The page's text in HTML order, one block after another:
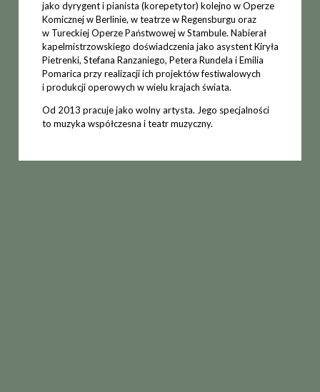
jako dyrygent i pianista (korepetytor) kolejno w Operze
Komicznej w Berlinie, w teatrze w Regensburgu oraz
w Tureckiej Operze Państwowej w Stambule. Nabierał
kapelmistrzowskiego doświadczenia jako asystent Kiryła
Pietrenki, Stefana Ranzaniego, Petera Rundela i Emilia
Pomarica przy realizacji ich projektów festiwalowych
i produkcji operowych w wielu krajach świata.
Od 2013 pracuje jako wolny artysta. Jego specjalności
to muzyka współczesna i teatr muzyczny.